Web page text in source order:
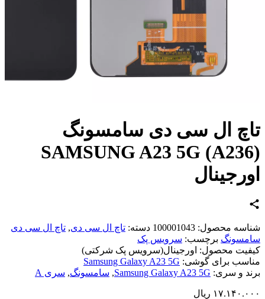
ال سی دی سامسونگ
SAMSUNG A23 5G
محصول:100001043 دسته:تاچ ال سی دی,تاچ ال سی دی
برچسب:سرویس پک
محصول: اورجینال(سرویس پک شرکتی)
برای گوشی: Samsung Galaxy A23 5G
و سری: Samsung Galaxy A23 5G
,سامسونگ,سری A
ریال